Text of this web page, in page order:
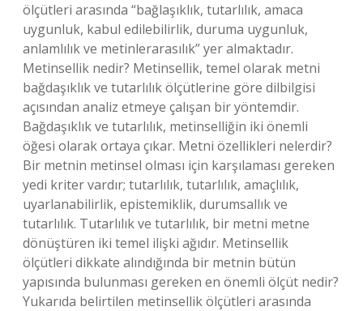
ölçütleri arasında “bağlaşıklık, tutarlılık, amaca
uygunluk, kabul edilebilirlik, duruma uygunluk,
anlamlılık ve metinlerarasılık” yer almaktadır.
Metinsellik nedir? Metinsellik, temel olarak metni
bağdaşıklık ve tutarlılık ölçütlerine göre dilbilgisi
açısından analiz etmeye çalışan bir yöntemdir.
Bağdaşıklık ve tutarlılık, metinselliğin iki önemli
öğesi olarak ortaya çıkar. Metni özellikleri nelerdir?
Bir metnin metinsel olması için karşılaması gereken
yedi kriter vardır; tutarlılık, tutarlılık, amaçlılık,
uyarlanabilirlik, epistemiklik, durumsallık ve
tutarlılık. Tutarlılık ve tutarlılık, bir metni metne
dönüştüren iki temel ilişki ağıdır. Metinsellik
ölçütleri dikkate alındığında bir metnin bütün
yapısında bulunması gereken en önemli ölçüt nedir?
Yukarıda belirtilen metinsellik ölçütleri arasında